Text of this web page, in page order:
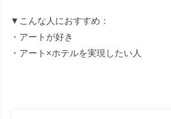
▼こんな人におすすめ：
・アートが好き
・アート×ホテルを実現したい人